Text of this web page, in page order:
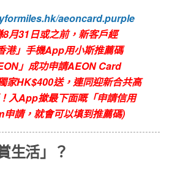
aeoncard.purple
8月31日或之前，新客戶經
港」手機App用小斯推薦碼
」成功申請AEON Card
家HK$400送，連同迎新合共高
入App撳最下面嘅「申請信用
申請，就會可以填到推薦碼)
生活」？